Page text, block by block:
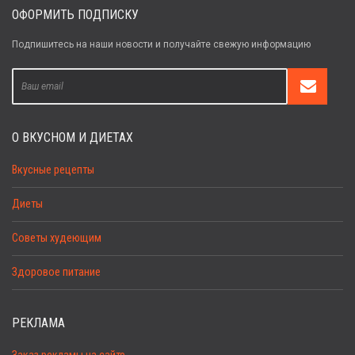
ОФОРМИТЬ ПОДПИСКУ
Подпишитесь на наши новости и получайте свежую информацию
О ВКУСНОМ И ДИЕТАХ
Вкусные рецепты
Диеты
Советы худеющим
Здоровое питание
РЕКЛАМА